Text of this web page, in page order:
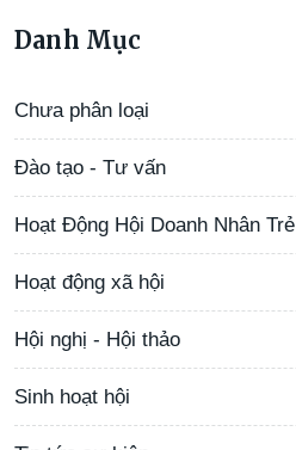
Danh Mục
Chưa phân loại
Đào tạo - Tư vấn
Hoạt Động Hội Doanh Nhân Trẻ
Hoạt động xã hội
Hội nghị - Hội thảo
Sinh hoạt hội